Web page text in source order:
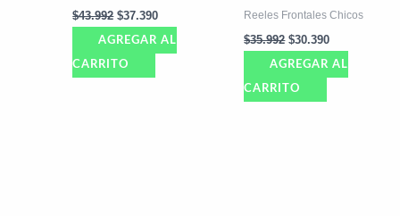
$43.992 $37.390
AGREGAR AL
CARRITO
Reeles Frontales Chicos
$35.992 $30.390
AGREGAR AL
CARRITO